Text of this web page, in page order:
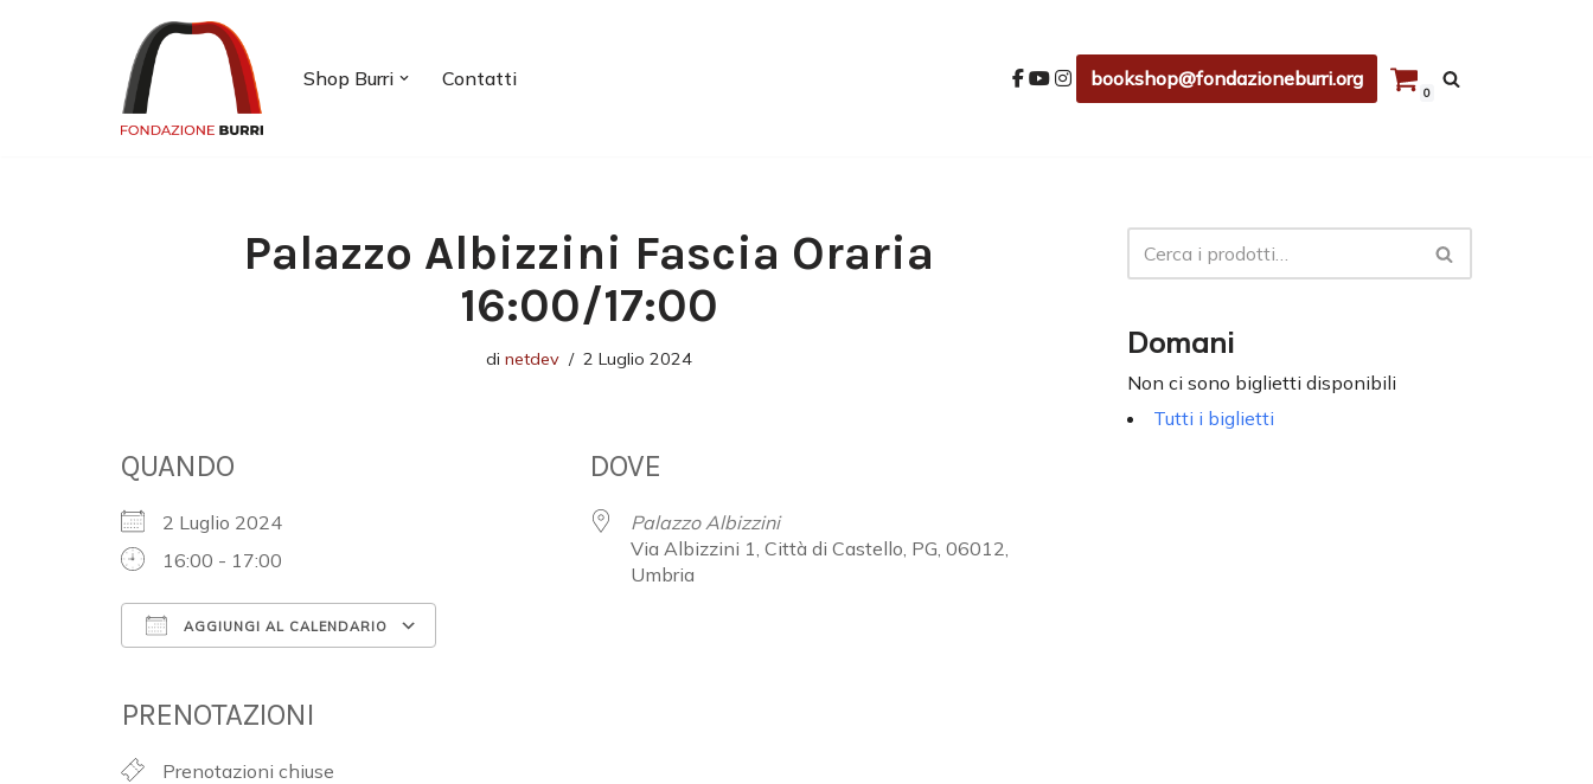
Shop Burri Contatti bookshop@fondazioneburri.org
0
Palazzo Albizzini Fascia Oraria
16:00/17:00
di netdev 2 Luglio 2024
QUANDO
2 Luglio 2024
16:00 - 17:00
AGGIUNGI AL CALENDARIO
PRENOTAZIONI
Prenotazioni chiuse
DOVE
Palazzo Albizzini
Via Albizzini 1, Città di Castello, PG, 06012,
Umbria
Domani
Non ci sono biglietti disponibili
Tutti i biglietti